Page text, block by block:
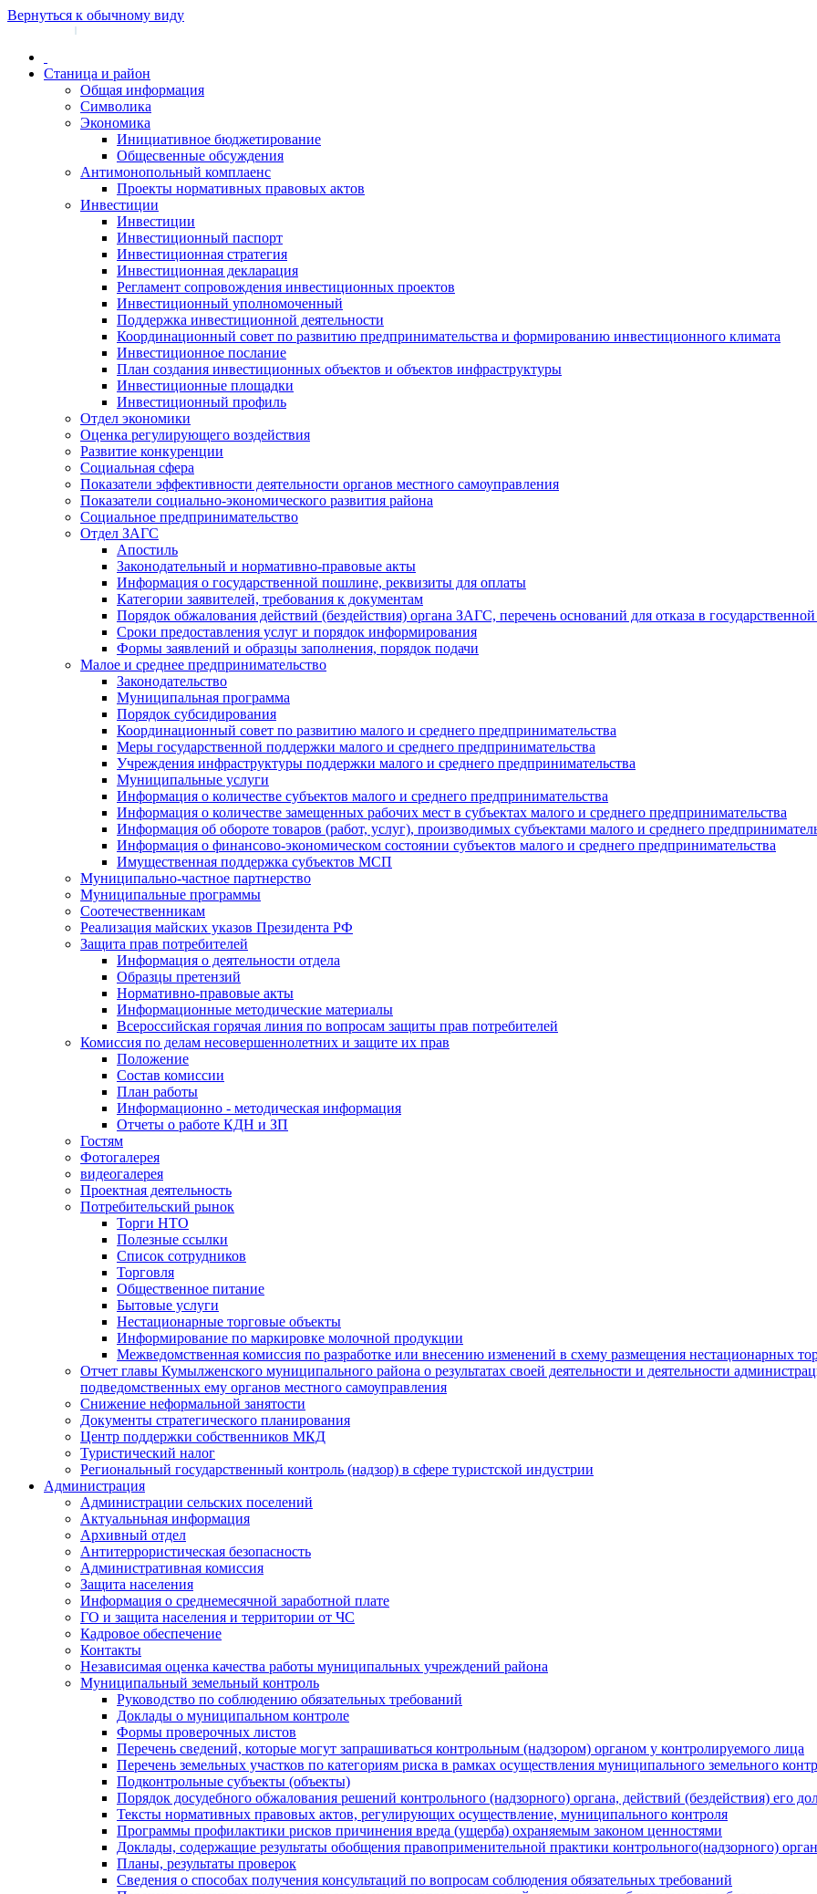
Вернуться к обычному виду
|
Станица и район
Общая информация
Символика
Экономика
Инициативное бюджетирование
Общесвенные обсуждения
Антимонопольный комплаенс
Проекты нормативных правовых актов
Инвестиции
Инвестиции
Инвестиционный паспорт
Инвестиционная стратегия
Инвестиционная декларация
Регламент сопровождения инвестиционных проектов
Инвестиционный уполномоченный
Поддержка инвестиционной деятельности
Координационный совет по развитию предпринимательства и формированию инвестиционного климата
Инвестиционное послание
План создания инвестиционных объектов и объектов инфраструктуры
Инвестиционные площадки
Инвестиционный профиль
Отдел экономики
Оценка регулирующего воздействия
Развитие конкуренции
Социальная сфера
Показатели эффективности деятельности органов местного самоуправления
Показатели социально-экономического развития района
Социальное предпринимательство
Отдел ЗАГС
Апостиль
Законодательный и нормативно-правовые акты
Информация о государственной пошлине, реквизиты для оплаты
Категории заявителей, требования к документам
Порядок обжалования действий (бездействия) органа ЗАГС, перечень оснований для отказа в
Сроки предоставления услуг и порядок информирования
Формы заявлений и образцы заполнения, порядок подачи
Малое и среднее предпринимательство
Законодательство
Муниципальная программа
Порядок субсидирования
Координационный совет по развитию малого и среднего предпринимательства
Меры государственной поддержки малого и среднего предпринимательства
Учреждения инфраструктуры поддержки малого и среднего предпринимательства
Муниципальные услуги
Информация о количестве субъектов малого и среднего предпринимательства
Информация о количестве замещенных рабочих мест в субъектах малого и среднего предпринимательства
Информация об обороте товаров (работ, услуг), производимых субъектами малого и среднего
Информация о финансово-экономическом состоянии субъектов малого и среднего предпринимательства
Имущественная поддержка субъектов МСП
Муниципально-частное партнерство
Муниципальные программы
Соотечественникам
Реализация майских указов Президента РФ
Защита прав потребителей
Информация о деятельности отдела
Образцы претензий
Нормативно-правовые акты
Информационные методические материалы
Всероссийская горячая линия по вопросам защиты прав потребителей
Комиссия по делам несовершеннолетних и защите их прав
Положение
Состав комиссии
План работы
Информационно - методическая информация
Отчеты о работе КДН и ЗП
Гостям
Фотогалерея
видеогалерея
Проектная деятельность
Потребительский рынок
Торги НТО
Полезные ссылки
Список сотрудников
Торговля
Общественное питание
Бытовые услуги
Нестационарные торговые объекты
Информирование по маркировке молочной продукции
Межведомственная комиссия по разработке или внесению изменений в схему размещения нестационарных
Отчет главы Кумылженского муниципального района о результатах своей деятельности и деятельности
подведомственных ему органов местного самоуправления
Снижение неформальной занятости
Документы стратегического планирования
Центр поддержки собственников МКД
Туристический налог
Региональный государственный контроль (надзор) в сфере туристской индустрии
Администрация
Администрации сельских поселений
Актуальньная информация
Архивный отдел
Антитеррористическая безопасность
Административная комиссия
Защита населения
Информация о среднемесячной заработной плате
ГО и защита населения и территории от ЧС
Кадровое обеспечение
Контакты
Независимая оценка качества работы муниципальных учреждений района
Муниципальный земельный контроль
Руководство по соблюдению обязательных требований
Доклады о муниципальном контроле
Формы проверочных листов
Перечень сведений, которые могут запрашиваться контрольным (надзором) органом у контролируемого лица
Перечень земельных участков по категориям риска в рамках осуществления муниципального земельного
Подконтрольные субъекты (объекты)
Порядок досудебного обжалования решений контрольного (надзорного) органа, действий (бездействия) его
Тексты нормативных правовых актов, регулирующих осуществление, муниципального контроля
Программы профилактики рисков причинения вреда (ущерба) охраняемым законом ценностями
Доклады, содержащие результаты обобщения правоприменительной практики контрольного(надзорного)
Планы, результаты проверок
Сведения о способах получения консультаций по вопросам соблюдения обязательных требований